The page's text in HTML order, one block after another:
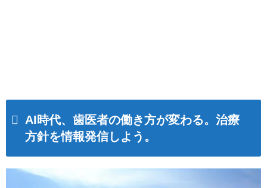
AI時代、歯医者の働き方が変わる。治療
方針を情報発信しよう。